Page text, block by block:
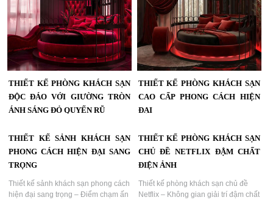
THIẾT KẾ PHÒNG KHÁCH SẠN
ĐỘC ĐÁO VỚI GIƯỜNG TRÒN
ÁNH SÁNG ĐỎ QUYẾN RŨ
Với Giường Tròn Và Ánh Sáng Đỏ
Quyến Rũ...
THIẾT KẾ PHÒNG KHÁCH SẠN
CAO CẤP PHONG CÁCH HIỆN
ĐẠI
phong cách hiện đại nổi bật với
giường tròn và ánh sáng nghệ
thuật...
THIẾT KẾ SẢNH KHÁCH SẠN
PHONG CÁCH HIỆN ĐẠI SANG
TRỌNG
Thiết kế sảnh khách sạn phong cách
hiện đại sang trọng – Điểm chạm ấn
THIẾT KẾ PHÒNG KHÁCH SẠN
CHỦ ĐỀ NETFLIX ĐẬM CHẤT
ĐIỆN ẢNH
Thiết kế phòng khách sạn chủ đề
Netflix – Không gian giải trí đậm chất